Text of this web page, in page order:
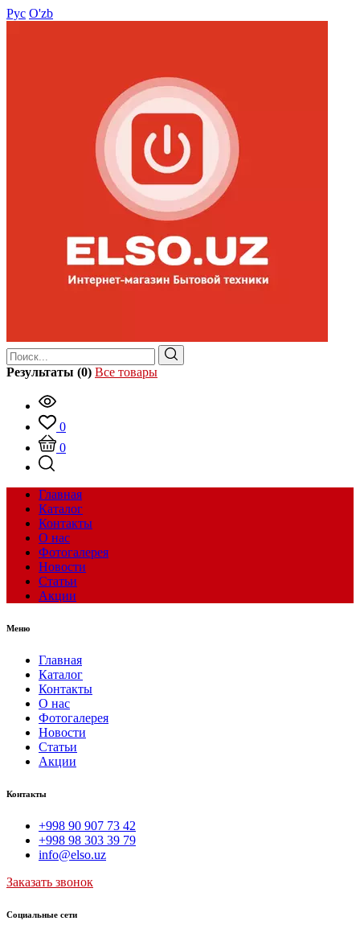
Рус O'zb
Результаты (0) Все товары
0
0
Главная
Каталог
Контакты
О нас
Фотогалерея
Новости
Статьи
Акции
Меню
Главная
Каталог
Контакты
О нас
Фотогалерея
Новости
Статьи
Акции
Контакты
+998 90 907 73 42
+998 98 303 39 79
info@elso.uz
Заказать звонок
Социальные сети